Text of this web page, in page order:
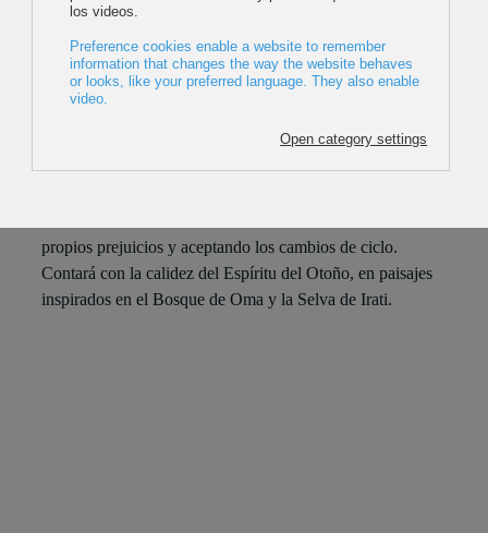
FALLIN'
2023, España, 10min
Cuando el Espíritu del Invierno despierta forzosamente en
propios prejuicios y aceptando los cambios de ciclo.
Contará con la calidez del Espíritu del Otoño, en paisajes
inspirados en el Bosque de Oma y la Selva de Irati.